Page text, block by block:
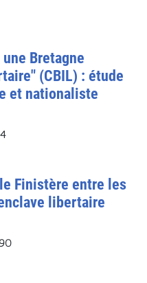
Bretagne
(CBIL) : étude
et nationaliste
Finistère entre les
libertaire